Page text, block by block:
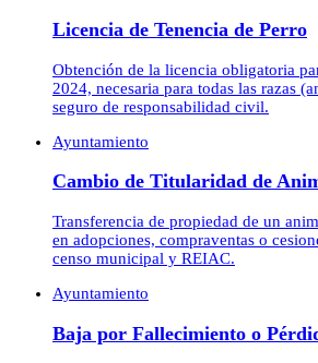
Licencia de Tenencia de Perro
Obtención de la licencia obligatoria
2024, necesaria para todas las razas
seguro de responsabilidad civil.
Ayuntamiento
Cambio de Titularidad de
Transferencia de propiedad de un
en adopciones, compraventas o
censo municipal y REIAC.
Ayuntamiento
Baja por Fallecimiento o